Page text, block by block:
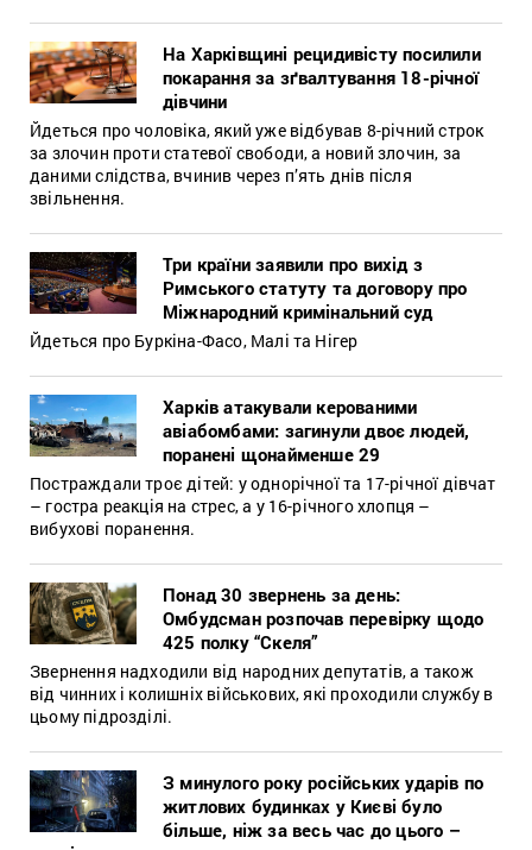
На Харківщині рецидивісту посилили
покарання за зґвалтування 18-річної
дівчини
Йдеться про чоловіка, який уже відбував 8-річний строк
за злочин проти статевої свободи, а новий злочин, за
даними слідства, вчинив через п’ять днів після
звільнення.
Три країни заявили про вихід з
Римського статуту та договору про
Міжнародний кримінальний суд
Йдеться про Буркіна-Фасо, Малі та Нігер
Харків атакували керованими
авіабомбами: загинули двоє людей,
поранені щонайменше 29
Постраждали троє дітей: у однорічної та 17-річної дівчат
– гостра реакція на стрес, а у 16-річного хлопця –
вибухові поранення.
Понад 30 звернень за день:
Омбудсман розпочав перевірку щодо
425 полку “Скеля”
Звернення надходили від народних депутатів, а також
від чинних і колишніх військових, які проходили службу в
цьому підрозділі.
З минулого року російських ударів по
житлових будинках у Києві було
більше, ніж за весь час до цього –